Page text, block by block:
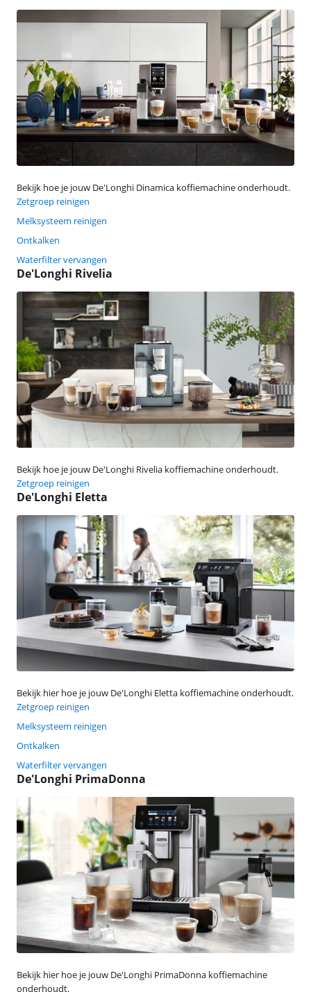
Bekijk hoe je jouw De'Longhi Dinamica koffiemachine onderhoudt.
Zetgroep reinigen
Melksysteem reinigen
Ontkalken
Waterfilter vervangen
De'Longhi Rivelia
Bekijk hoe je jouw De'Longhi Rivelia koffiemachine onderhoudt.
Zetgroep reinigen
De'Longhi Eletta
Bekijk hier hoe je jouw De'Longhi Eletta koffiemachine onderhoudt.
Zetgroep reinigen
Melksysteem reinigen
Ontkalken
Waterfilter vervangen
De'Longhi PrimaDonna
Bekijk hier hoe je jouw De'Longhi PrimaDonna koffiemachine
onderhoudt.